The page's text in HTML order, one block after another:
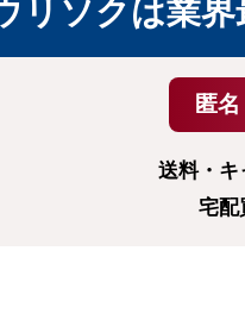
リソクは業界
送料・キ
宅配